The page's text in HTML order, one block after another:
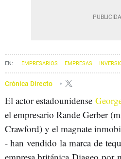
EMPRESARIOS EMPRESAS
ACTORES Y ACTRICES
Crónica Directo
El actor estadounidense
el empresario Rande Gerber
Crawford) y el magnate
- han vendido la marca de